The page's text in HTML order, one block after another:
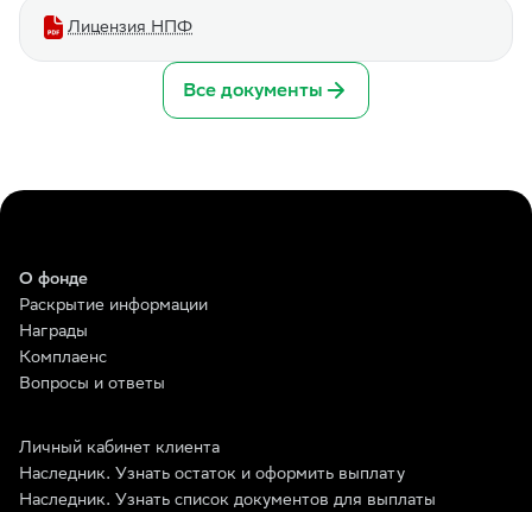
Лицензия НПФ
Все документы
О фонде
Раскрытие информации
Награды
Комплаенс
Вопросы и ответы
Личный кабинет клиента
Наследник. Узнать остаток и оформить выплату
Наследник. Узнать список документов для выплаты